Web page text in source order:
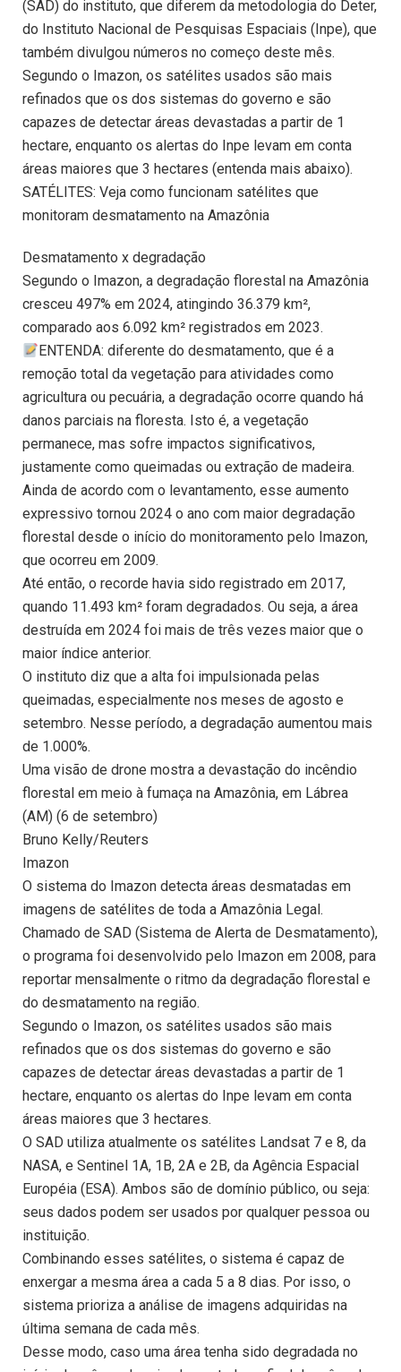
(SAD) do instituto, que diferem da metodologia do Deter,
do Instituto Nacional de Pesquisas Espaciais (Inpe), que
também divulgou números no começo deste mês.
Segundo o Imazon, os satélites usados são mais
refinados que os dos sistemas do governo e são
capazes de detectar áreas devastadas a partir de 1
hectare, enquanto os alertas do Inpe levam em conta
áreas maiores que 3 hectares (entenda mais abaixo).
SATÉLITES: Veja como funcionam satélites que
monitoram desmatamento na Amazônia
Desmatamento x degradação
Segundo o Imazon, a degradação florestal na Amazônia
cresceu 497% em 2024, atingindo 36.379 km²,
comparado aos 6.092 km² registrados em 2023.
ENTENDA: diferente do desmatamento, que é a
remoção total da vegetação para atividades como
agricultura ou pecuária, a degradação ocorre quando há
danos parciais na floresta. Isto é, a vegetação
permanece, mas sofre impactos significativos,
justamente como queimadas ou extração de madeira.
Ainda de acordo com o levantamento, esse aumento
expressivo tornou 2024 o ano com maior degradação
florestal desde o início do monitoramento pelo Imazon,
que ocorreu em 2009.
Até então, o recorde havia sido registrado em 2017,
quando 11.493 km² foram degradados. Ou seja, a área
destruída em 2024 foi mais de três vezes maior que o
maior índice anterior.
O instituto diz que a alta foi impulsionada pelas
queimadas, especialmente nos meses de agosto e
setembro. Nesse período, a degradação aumentou mais
de 1.000%.
Uma visão de drone mostra a devastação do incêndio
florestal em meio à fumaça na Amazônia, em Lábrea
(AM) (6 de setembro)
Bruno Kelly/Reuters
Imazon
O sistema do Imazon detecta áreas desmatadas em
imagens de satélites de toda a Amazônia Legal.
Chamado de SAD (Sistema de Alerta de Desmatamento),
o programa foi desenvolvido pelo Imazon em 2008, para
reportar mensalmente o ritmo da degradação florestal e
do desmatamento na região.
Segundo o Imazon, os satélites usados são mais
refinados que os dos sistemas do governo e são
capazes de detectar áreas devastadas a partir de 1
hectare, enquanto os alertas do Inpe levam em conta
áreas maiores que 3 hectares.
O SAD utiliza atualmente os satélites Landsat 7 e 8, da
NASA, e Sentinel 1A, 1B, 2A e 2B, da Agência Espacial
Européia (ESA). Ambos são de domínio público, ou seja:
seus dados podem ser usados por qualquer pessoa ou
instituição.
Combinando esses satélites, o sistema é capaz de
enxergar a mesma área a cada 5 a 8 dias. Por isso, o
sistema prioriza a análise de imagens adquiridas na
última semana de cada mês.
Desse modo, caso uma área tenha sido degradada no